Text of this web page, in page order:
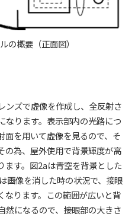
の概要（正面図）
ンズで虚像を作成し、全反射さ
なります。表示部内の光路につ
面を用いて虚像を見るので、そ
の為、屋外使用で背景輝度が高
ます。図2aは青空を背景とした
像を消した時の状況で、接眼
なります。この範囲が広いと背
然になるので、接眼部の大きさ